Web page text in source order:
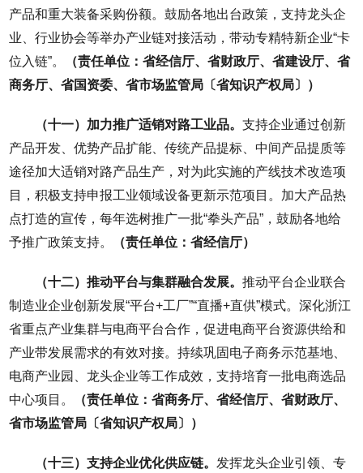
产品和重大装备采购份额。鼓励各地出台政策，支持龙头企
业、行业协会等举办产业链对接活动，带动专精特新企业“卡
位入链”。
（责任单位：省经信厅、省财政厅、省建设厅、省
商务厅、省国资委、省市场监管局〔省知识产权局〕）
（十一）加力推广适销对路工业品。支持企业通过创新
产品开发、优势产品扩能、传统产品提标、中间产品提质等
途径加大适销对路产品生产，对为此实施的产线技术改造项
目，积极支持申报工业领域设备更新示范项目。加大产品热
点打造的宣传，每年选树推广一批“拳头产品”，鼓励各地给
予推广政策支持。
（责任单位：省经信厅）
（十二）推动平台与集群融合发展。推动平台企业联合
制造业企业创新发展“平台+工厂”“直播+直供”模式。深化浙江
省重点产业集群与电商平台合作，促进电商平台资源供给和
产业带发展需求的有效对接。持续巩固电子商务示范基地、
电商产业园、龙头企业等工作成效，支持培育一批电商选品
中心项目。
（责任单位：省商务厅、省经信厅、省财政厅、
省市场监管局〔省知识产权局〕）
（十三）支持企业优化供应链。 发挥龙头企业引领、专